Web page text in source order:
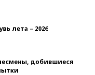
лета – 2026
добившиеся